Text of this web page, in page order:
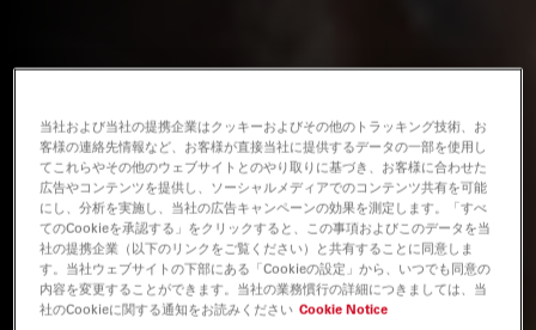
当社および当社の提携企業はクッキーおよびその他のトラッキング技術、お
客様の連絡先情報など、お客様が直接当社に提供するデータの一部を使用し
てこれらやその他のウェブサイトとのやり取りに基づき、お客様に合わせた
広告やコンテンツを提供し、ソーシャルメディアでのコンテンツ共有を可能
にし、分析を実施し、当社の広告キャンペーンの効果を測定します。「すべ
てのCookieを承認する」をクリックすると、この事項およびこのデータを当
社の提携企業（以下のリンクをご覧ください）と共有することに同意しま
す。当社ウェブサイトの下部にある「Cookieの設定」から、いつでも同意の
内容を変更することができます。当社の業務慣行の詳細につきましては、当
社のCookieに関する通知をお読みください Cookie Notice